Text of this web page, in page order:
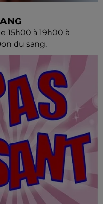
15h00 à 19h00 à
du sang.